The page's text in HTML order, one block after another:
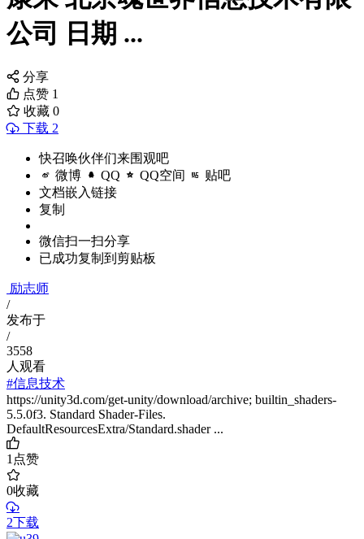
公司 日期 ...
分享
点赞 1
收藏 0
下载 2
快召唤伙伴们来围观吧
微博 QQ QQ空间 贴吧
文档嵌入链接
复制
微信扫一扫分享
已成功复制到剪贴板
励志师
/
发布于
/
3558
人观看
#信息技术
https://unity3d.com/get-unity/download/archive; builtin_shaders-
5.5.0f3. Standard Shader-Files.
DefaultResourcesExtra/Standard.shader ...
1点赞
0收藏
2下载